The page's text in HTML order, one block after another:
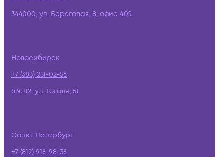
344000, ул. Береговая, 8, офис 409
Новосибирск
+7 (383) 251-02-56
630112, ул. Гоголя, 51
Санкт-Петербург
+7 (812) 918-98-38